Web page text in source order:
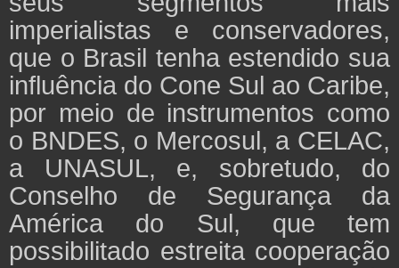
imperialistas e conservadores,
que o Brasil tenha estendido sua
influência do Cone Sul ao Caribe,
por meio de instrumentos como
o BNDES, o Mercosul, a CELAC,
a UNASUL, e, sobretudo, do
Conselho de Segurança da
América do Sul, que tem
possibilitado estreita cooperação